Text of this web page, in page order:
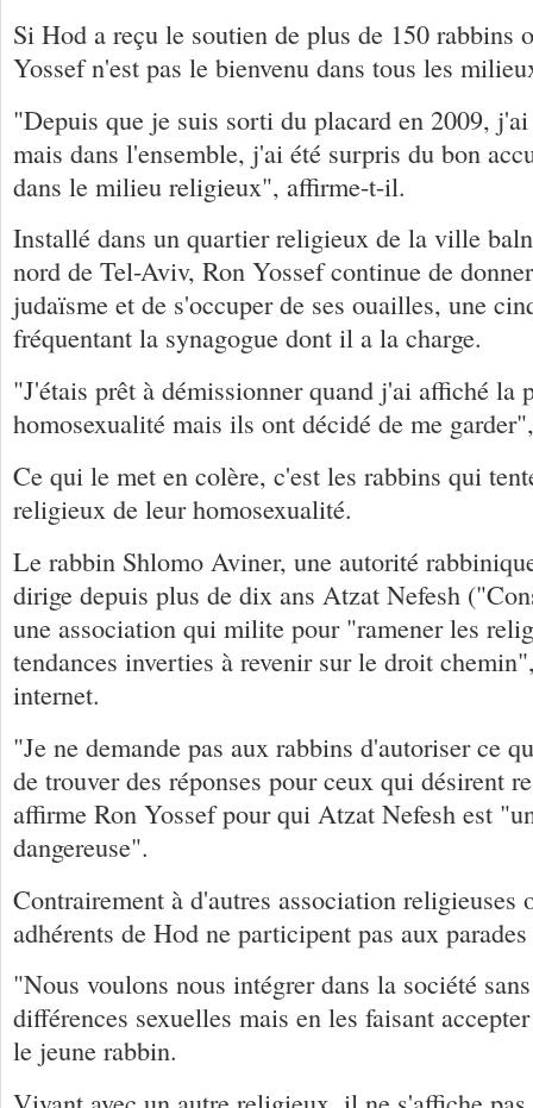
Si Hod a reçu le soutien de plus de 150 rabbins
Yossef n'est pas le bienvenu dans tous les
"Depuis que je suis sorti du placard en 2009, j'ai
mais dans l'ensemble, j'ai été surpris du bon
dans le milieu religieux", affirme-t-il.
Installé dans un quartier religieux de la ville
nord de Tel-Aviv, Ron Yossef continue de
judaïsme et de s'occuper de ses ouailles, une
fréquentant la synagogue dont il a la charge.
"J'étais prêt à démissionner quand j'ai affiché la
homosexualité mais ils ont décidé de me
Ce qui le met en colère, c'est les rabbins qui
religieux de leur homosexualité.
Le rabbin Shlomo Aviner, une autorité
dirige depuis plus de dix ans Atzat Nefesh
une association qui milite pour "ramener les
tendances inverties à revenir sur le droit
internet.
"Je ne demande pas aux rabbins d'autoriser ce
de trouver des réponses pour ceux qui désirent
affirme Ron Yossef pour qui Atzat Nefesh est
dangereuse".
Contrairement à d'autres association religieuses
adhérents de Hod ne participent pas aux parades
"Nous voulons nous intégrer dans la société
différences sexuelles mais en les faisant
le jeune rabbin.